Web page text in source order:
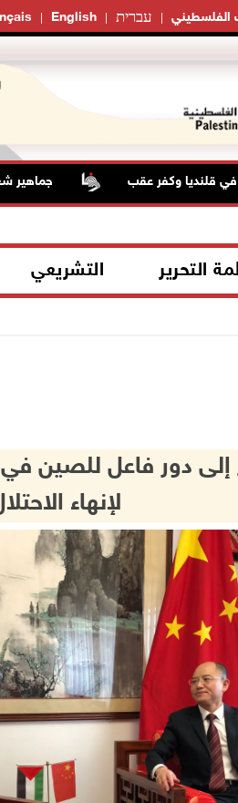
English עברית الفلسطيني
وكفر عقب جماهير شعبنا
التحرير التشريعي
دور فاعل للصين في
لإنهاء